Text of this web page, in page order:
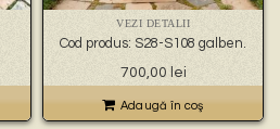
VEZI DETALII
Cod produs: S28-S108 galben.
700,00 lei
Adaugă în coş